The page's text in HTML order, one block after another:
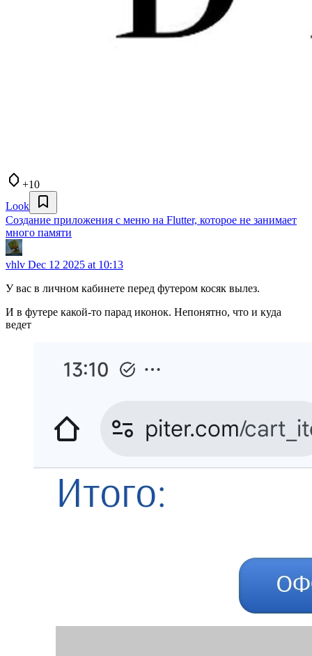
+10
Look
Создание приложения с меню на Flutter, которое не занимает
много памяти
vhlv Dec 12 2025 at 10:13
У вас в личном кабинете перед футером косяк вылез.
И в футере какой-то парад иконок. Непонятно, что и куда
ведет